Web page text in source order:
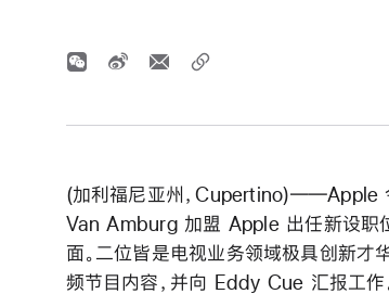
(加利福尼亚州，
Van Amburg 加盟 Apple 出任新设职
面。二位皆是电视业务领域极具创新才
频节目内容，并向 Eddy Cue 汇报工